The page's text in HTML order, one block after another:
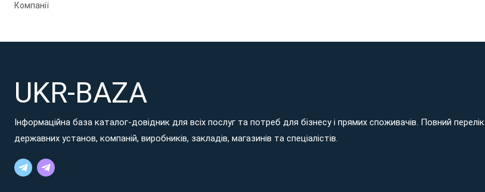
Компанії
UKR-BAZA
Інформаційна база каталог-довідник для всіх послуг та потреб для бізнесу і прямих споживачів. Повний перелік
державних установ, компаній, виробників, закладів, магазинів та спеціалістів.